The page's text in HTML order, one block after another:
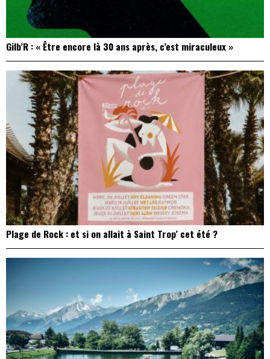
Gilb’R : « Être encore là 30 ans après, c’est miraculeux »
Plage de Rock : et si on allait à Saint Trop’ cet été ?